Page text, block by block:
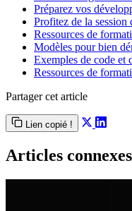
Préparez vos
Profitez de la session
Ressources de
Modèles pour bien
Exemples de code et
Ressources de
Partager cet article
Lien copié !
Articles connexes